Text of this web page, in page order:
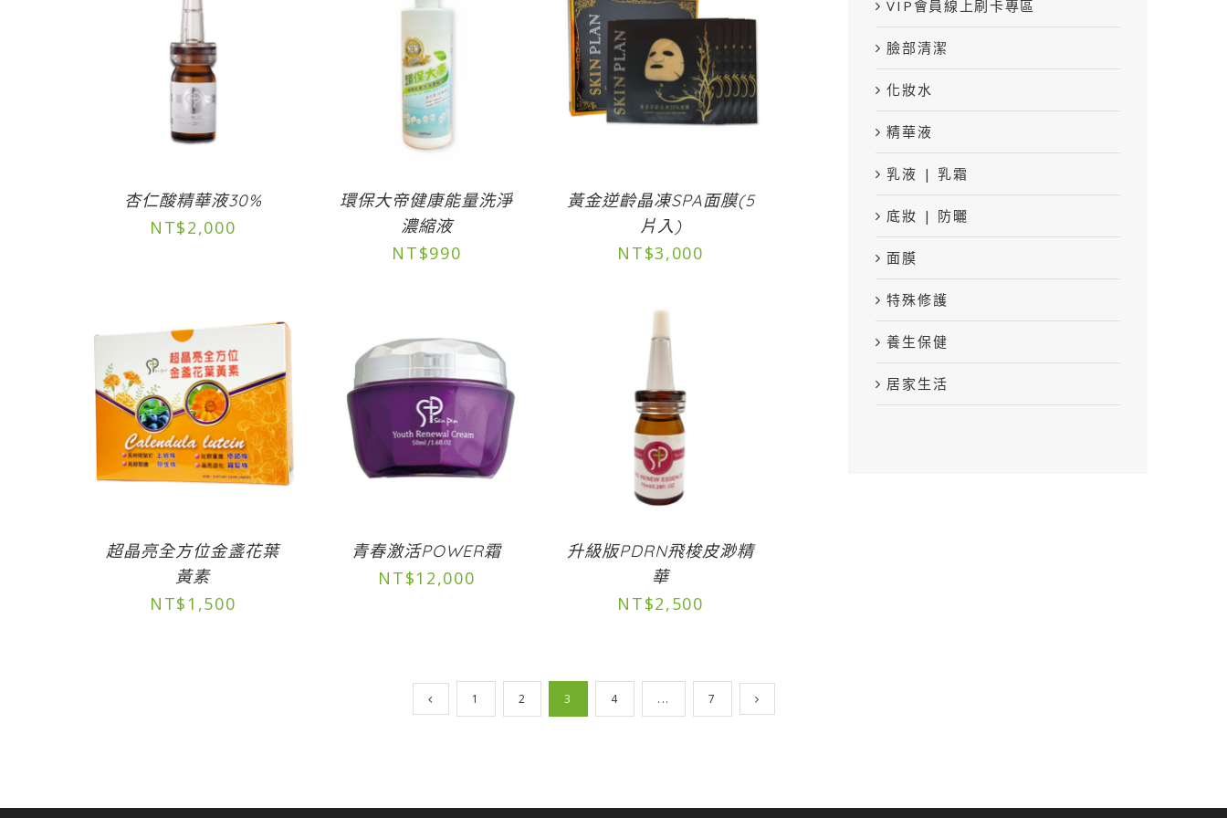
杏仁酸精華液30%
NT$2,000
環保大帝健康能量洗淨
濃縮液
NT$990
黃金逆齡晶凍SPA面膜(5
片入)
NT$3,000
超晶亮全方位金盞花葉
黃素
NT$ 1,500
青春激活POWER霜
NT$12,000
升級版PDRN飛梭皮渺精
華
NT$2,500
1 2 3 4 ... 7
VIP會員線上刷卡專區
臉部清潔
化妝水
精華液
乳液 | 乳霜
底妝 | 防曬
面膜
特殊修護
養生保健
居家生活